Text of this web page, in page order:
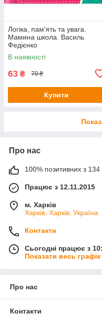
Логіка, пам'ять та увага.
Мамина школа. Василь
Федієнко
В наявності
63 ₴ 70 ₴
Купити
Про нас
100% позитивних з 134
Працює з 12.11.2015
м. Харків
Харків, Харків, Україна
Контакти
Сьогодні працює з
Показати весь
Про нас
Контакти